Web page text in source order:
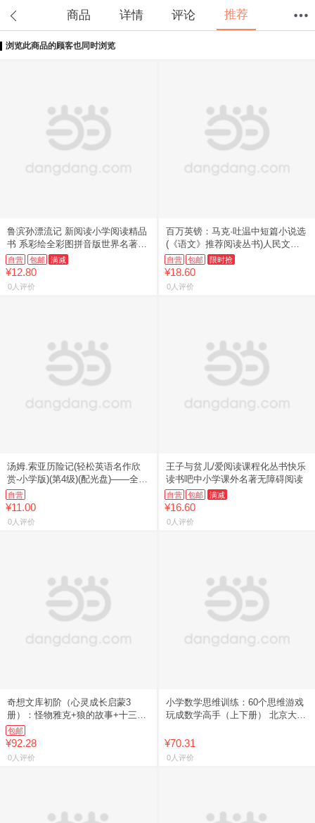
商品 详情 评论 推荐
浏览此商品的顾客也同时浏览
鲁滨孙漂流记 新阅读小学阅读精品
书 系彩绘全彩图拼音版世界名著书
籍 儿童注音读物 6-8岁小学生课外
书
自营 包邮 满减
¥12.80
0人评价
百万英镑：马克·吐温中短篇小说选
(《语文》推荐阅读丛书)人民文学
出版社
自营 包邮 限时抢
¥18.60
0人评价
汤姆.索亚历险记(轻松英语名作欣
赏-小学版)(第4级)(配光盘)——全彩
色经典名著故事，配带音效、分角
色朗读
自营
¥11.00
0人评价
王子与贫儿/爱阅读课程化丛书快乐
读书吧中小学课外名著无障碍阅读
自营 包邮 满减
¥16.60
0人评价
奇想文库初阶（心灵成长启蒙3
册）：怪物雅克+狼的故事+十三座
钟
包邮
¥92.28
0人评价
小学数学思维训练：60个思维游戏
玩成数学高手（上下册） 北京大学
¥70.31
0人评价